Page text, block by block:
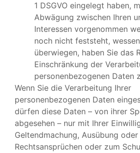
1 DSGVO eingelegt haben,
Abwägung zwischen Ihren
Interessen vorgenommen
noch nicht feststeht,
überwiegen, haben Sie das
Einschränkung der
personenbezogenen Daten
Wenn Sie die Verarbeitung Ihrer
personenbezogenen Daten
dürfen diese Daten – von ihrer
abgesehen – nur mit Ihrer
Geltendmachung, Ausübung
Rechtsansprüchen oder zum